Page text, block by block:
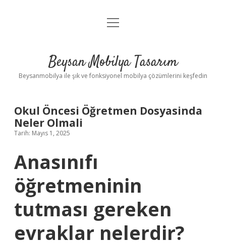
Anasayfa
Yasal Uyarı
menüyü
Beysan Mobilya Tasarım
Beysanmobilya ile şık ve fonksiyonel mobilya çözümlerini keşfedin
Okul Öncesi Öğretmen Dosyasinda
Neler Olmali
Tarih: Mayıs 1, 2025
Anasınıfı
öğretmeninin
tutması gereken
evraklar nelerdir?